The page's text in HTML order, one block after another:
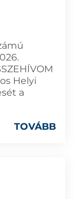
Helyi
a
TOVÁBB